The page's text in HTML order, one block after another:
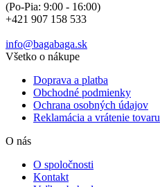
(Po-Pia: 9:00 - 16:00)
+421 907 158 533
info@bagabaga.sk
Všetko o nákupe
Doprava a platba
Obchodné podmienky
Ochrana osobných údajov
Reklamácia a vrátenie tovaru
O nás
O spoločnosti
Kontakt